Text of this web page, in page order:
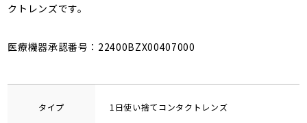
クトレンズです。
医療機器承認番号：22400BZX00407000
タイプ 1日使い捨てコンタクトレンズ